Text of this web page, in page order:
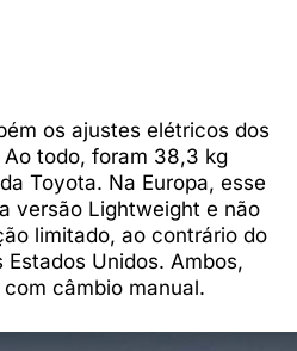
os ajustes elétricos dos
todo, foram 38,3 kg
Toyota. Na Europa, esse
versão Lightweight e não
limitado, ao contrário do
Unidos. Ambos,
câmbio manual.